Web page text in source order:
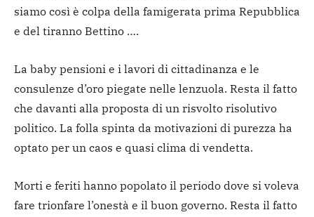
siamo così è colpa della famigerata prima Repubblica
e del tiranno Bettino ….
La baby pensioni e i lavori di cittadinanza e le
consulenze d’oro piegate nelle lenzuola. Resta il fatto
che davanti alla proposta di un risvolto risolutivo
politico. La folla spinta da motivazioni di purezza ha
optato per un caos e quasi clima di vendetta.
Morti e feriti hanno popolato il periodo dove si voleva
fare trionfare l’onestà e il buon governo. Resta il fatto